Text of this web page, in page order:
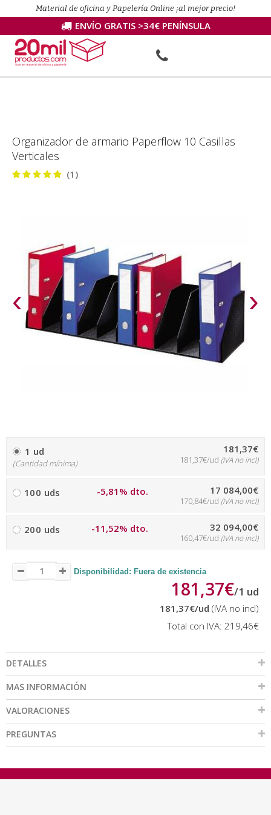
Material de oficina y Papelería Online ¡al mejor precio!
ENVÍO GRATIS >34€ PENÍNSULA
Organizador de armario Paperflow 10 Casillas
Verticales
(1)
‹ ›
1 ud
(Cantidad mínima)
181,37€
181,37€/ud (IVA no incl)
100 uds -5,81% dto. 17 084,00€
170,84€/ud (IVA no incl)
200 uds -11,52% dto. 32 094,00€
160,47€/ud (IVA no incl)
Disponibilidad: Fuera de existencia
181,37€/1 ud
181,37€/ud (IVA no incl)
Total con IVA: 219,46€
DETALLES
MAS INFORMACIÓN
VALORACIONES
PREGUNTAS